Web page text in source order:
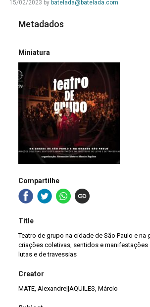
15/02/2023 by batelada@batelada.com
Metadados
Miniatura
Compartilhe
Title
Teatro de grupo na cidade de São Paulo e na
criações coletivas, sentidos e
lutas e de travessias
Creator
MATE, Alexandre||AQUILES, Márcio